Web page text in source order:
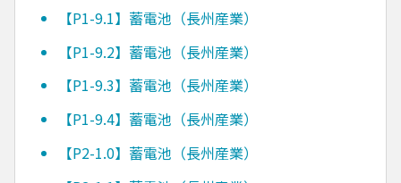
【P1-9.1】蓄電池（長州産業）
【P1-9.2】蓄電池（長州産業）
【P1-9.3】蓄電池（長州産業）
【P1-9.4】蓄電池（長州産業）
【P2-1.0】蓄電池（長州産業）